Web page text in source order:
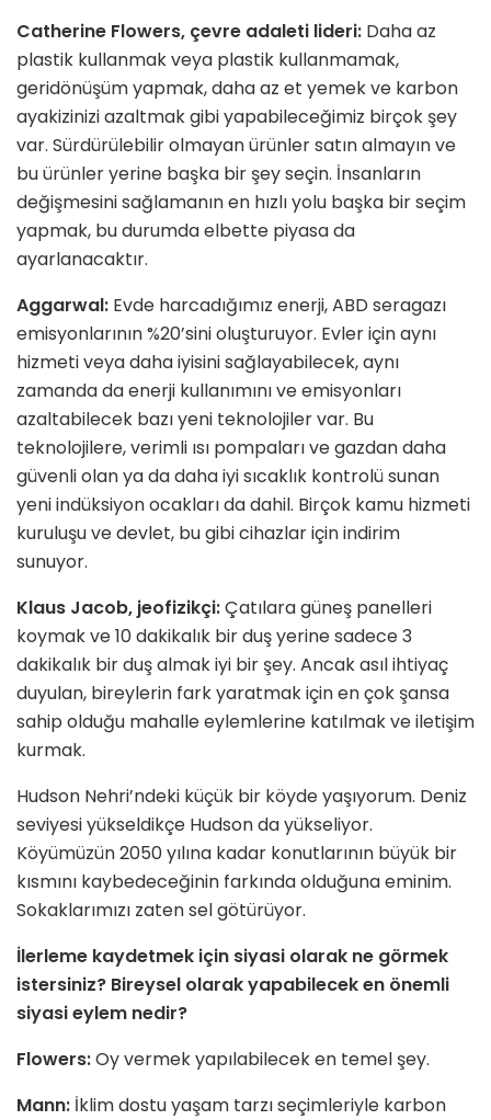
Catherine Flowers, çevre adaleti lideri: Daha az
plastik kullanmak veya plastik kullanmamak,
geridönüşüm yapmak, daha az et yemek ve karbon
ayakizinizi azaltmak gibi yapabileceğimiz birçok şey
var. Sürdürülebilir olmayan ürünler satın almayın ve
bu ürünler yerine başka bir şey seçin. İnsanların
değişmesini sağlamanın en hızlı yolu başka bir seçim
yapmak, bu durumda elbette piyasa da
ayarlanacaktır.
Aggarwal: Evde harcadığımız enerji, ABD seragazı
emisyonlarının %20’sini oluşturuyor. Evler için aynı
hizmeti veya daha iyisini sağlayabilecek, aynı
zamanda da enerji kullanımını ve emisyonları
azaltabilecek bazı yeni teknolojiler var. Bu
teknolojilere, verimli ısı pompaları ve gazdan daha
güvenli olan ya da daha iyi sıcaklık kontrolü sunan
yeni indüksiyon ocakları da dahil. Birçok kamu hizmeti
kuruluşu ve devlet, bu gibi cihazlar için indirim
sunuyor.
Klaus Jacob, jeofizikçi:Çatılara güneş panelleri
koymak ve 10 dakikalık bir duş yerine sadece 3
dakikalık bir duş almak iyi bir şey. Ancak asıl ihtiyaç
duyulan, bireylerin fark yaratmak için en çok şansa
sahip olduğu mahalle eylemlerine katılmak ve iletişim
kurmak.
Hudson Nehri’ndeki küçük bir köyde yaşıyorum. Deniz
seviyesi yükseldikçe Hudson da yükseliyor.
Köyümüzün 2050 yılına kadar konutlarının büyük bir
kısmını kaybedeceğinin farkında olduğuna eminim.
Sokaklarımızı zaten sel götürüyor.
İlerleme kaydetmek için siyasi olarak ne görmek
istersiniz? Bireysel olarak yapabilecek en önemli
siyasi eylem nedir?
Flowers:Oy vermek yapılabilecek en temel şey.
Mann: İklim dostu yaşam tarzı seçimleriyle karbon